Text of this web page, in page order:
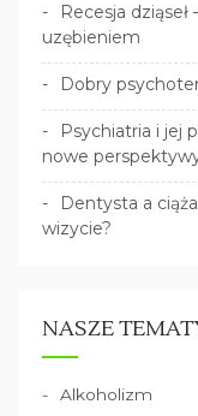
Recesja
uzębieniem
Dobry
Psychiatria i jej
nowe
Dentysta a
wizycie?
NASZE
Alkoholizm